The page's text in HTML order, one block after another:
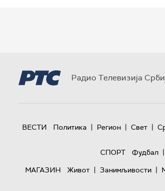
Радио Телевизија
ВЕСТИ Политика | Регион | Свет |
СПОРТ
Фудбал |
МАГАЗИН
Живот | Занимљивости |